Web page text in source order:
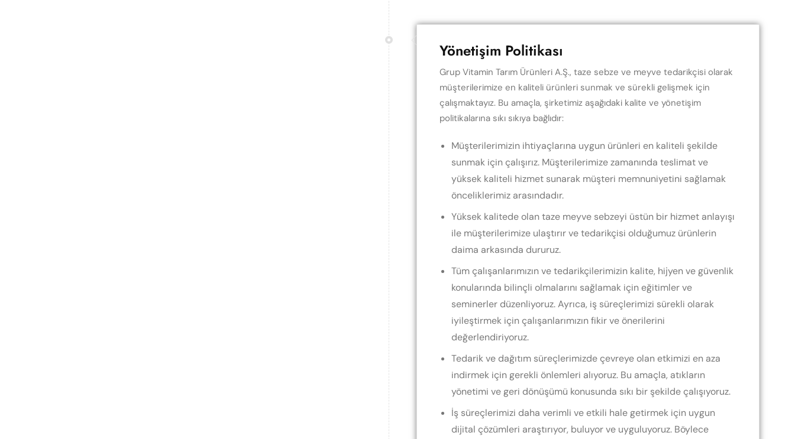
Yönetişim Politikası
Grup Vitamin Tarım Ürünleri A.Ş., taze sebze ve meyve tedarikçisi olarak
müşterilerimize en kaliteli ürünleri sunmak ve sürekli gelişmek için
çalışmaktayız. Bu amaçla, şirketimiz aşağıdaki kalite ve yönetişim
politikalarına sıkı sıkıya bağlıdır:
Müşterilerimizin ihtiyaçlarına uygun ürünleri en kaliteli şekilde
sunmak için çalışırız. Müşterilerimize zamanında teslimat ve
yüksek kaliteli hizmet sunarak müşteri memnuniyetini sağlamak
önceliklerimiz arasındadır.
Yüksek kalitede olan taze meyve sebzeyi üstün bir hizmet anlayışı
ile müşterilerimize ulaştırır ve tedarikçisi olduğumuz ürünlerin
daima arkasında dururuz.
Tüm çalışanlarımızın ve tedarikçilerimizin kalite, hijyen ve güvenlik
konularında bilinçli olmalarını sağlamak için eğitimler ve
seminerler düzenliyoruz. Ayrıca, iş süreçlerimizi sürekli olarak
iyileştirmek için çalışanlarımızın fikir ve önerilerini
değerlendiriyoruz.
Tedarik ve dağıtım süreçlerimizde çevreye olan etkimizi en aza
indirmek için gerekli önlemleri alıyoruz. Bu amaçla, atıkların
yönetimi ve geri dönüşümü konusunda sıkı bir şekilde çalışıyoruz.
İş süreçlerimizi daha verimli ve etkili hale getirmek için uygun
dijital çözümleri araştırıyor, buluyor ve uyguluyoruz. Böylece